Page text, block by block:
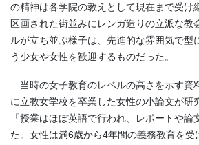
の精神は各学院の教えとして現在まで受け
区画された街並みにレンガ造りの立派な教
ルが立ち並ぶ様子は、先進的な雰囲気で型
う少女や女性を歓迎するものだった。
当時の女子教育のレベルの高さを示す資
に立教女学校を卒業した女性の小論文が研
「授業はほぼ英語で行われ、レポートや
た。女性は満6歳から4年間の義務教育を受